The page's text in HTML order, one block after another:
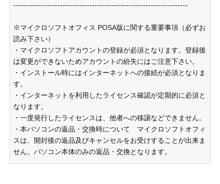
-----------------------------------------------------------------------
※マイクロソフトオフィス POSA版に関する重要事項（必ずお
読み下さい）
・マイクロソフトアカウントの登録が必須となります。登録後
は変更ができないためアカウントの紛失にはご注意下さい。
・インストール時にはインターネットへの接続が必須となりま
す。
・インターネットを利用したライセンス確認が定期的に必須と
なります。
・一度発行したライセンスは、他者への移譲などできません。
・本パソコンの返品・交換時について マイクロソフトオフィ
スは、開封後の返品及びキャンセルをお受けすることが出来ま
せん。パソコン本体のみの返品・交換となります。